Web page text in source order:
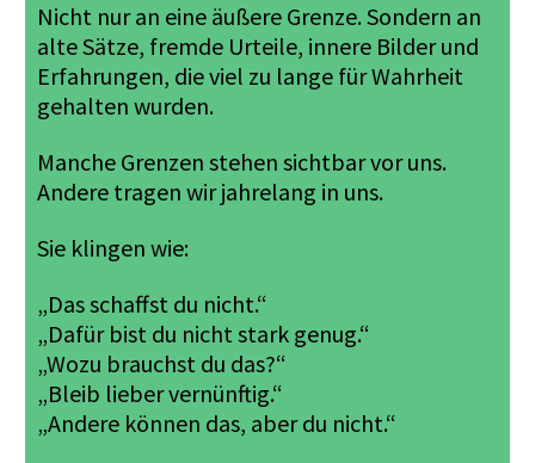
Nicht nur an eine äußere Grenze. Sondern an
alte Sätze, fremde Urteile, innere Bilder und
Erfahrungen, die viel zu lange für Wahrheit
gehalten wurden.
Manche Grenzen stehen sichtbar vor uns.
Andere tragen wir jahrelang in uns.
Sie klingen wie:
„Das schaffst du nicht.“
„Dafür bist du nicht stark genug.“
„Wozu brauchst du das?“
„Bleib lieber vernünftig.“
„Andere können das, aber du nicht.“